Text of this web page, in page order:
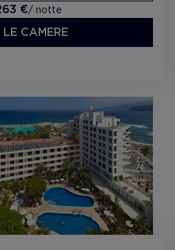
€/ notte
LE CAMERE